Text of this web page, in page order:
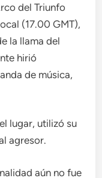
del Triunfo
(17.00 GMT),
la llama del
hirió
de música,
lugar, utilizó su
agresor.
aún no fue